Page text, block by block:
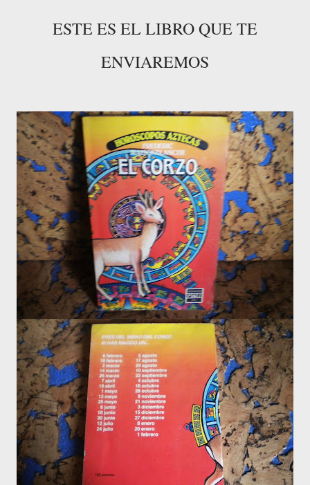
ESTE ES EL LIBRO QUE TE
ENVIAREMOS